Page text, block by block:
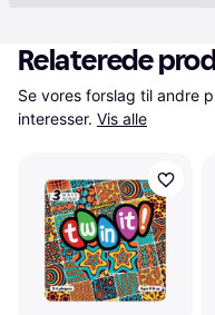
Relaterede
Se vores forslag til andre
interesser. Vis alle